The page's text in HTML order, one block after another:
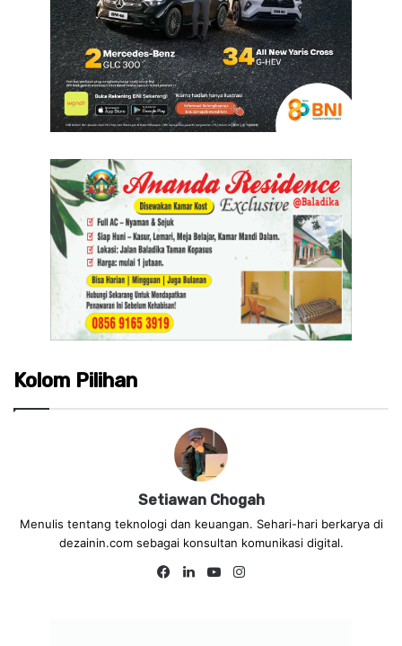
Kolom Pilihan
Setiawan Chogah
Menulis tentang teknologi dan keuangan. Sehari-hari berkarya di
dezainin.com sebagai konsultan komunikasi digital.
Facebook
LinkedInYouTube